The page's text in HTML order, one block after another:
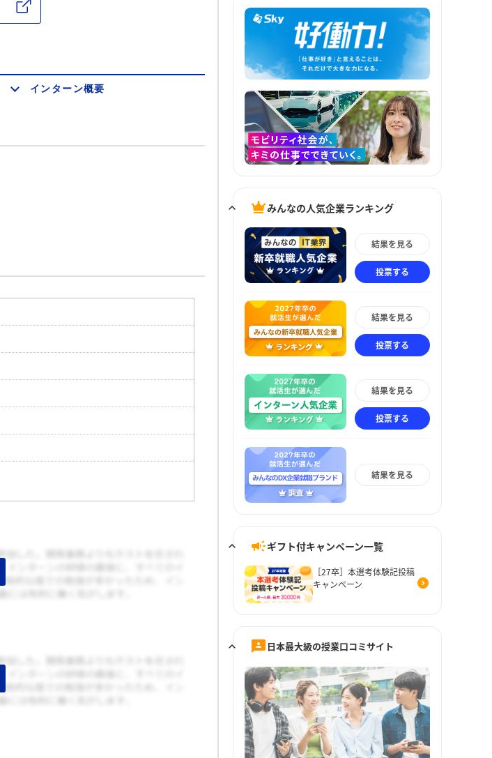
インターン概要
みんなの人気企業ランキング
結果を見る
投票する
結果を見る
投票する
結果を見る
投票する
結果を見る
ギフト付キャンペーン一覧
［27卒］本選考体験記投稿
キャンペーン
日本最大級の授業口コミサイト